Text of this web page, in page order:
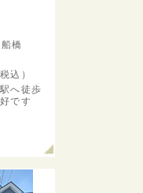
橋
込）
へ徒歩
です